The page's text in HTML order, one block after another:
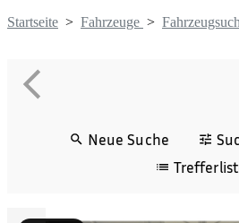
Startseite > Fahrzeuge >
Neue Suche